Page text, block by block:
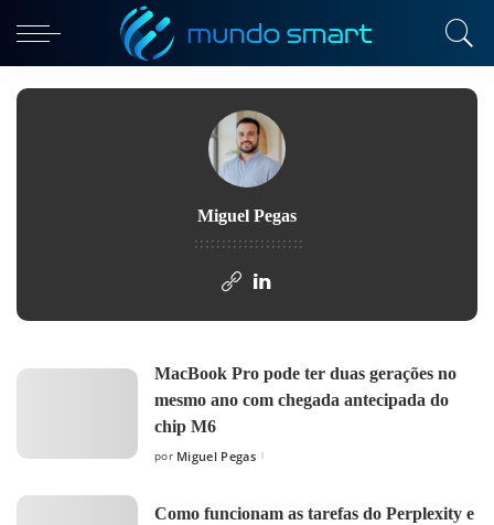
Miguel Pegas
MacBook Pro pode ter duas gerações no
mesmo ano com chegada antecipada do
chip M6
Posted
por Miguel Pegas
Como funcionam as tarefas do Perplexity e